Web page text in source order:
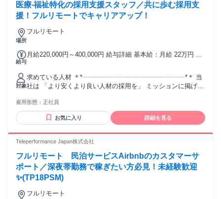
など、基礎的な事務作業から少しずつ慣れていただきます。
入社1年後 顧客対応や進捗管理など、制作チームと連携しなが
務チームのリーダーとして、後輩の育成や業務フローの改善
も可能です！
医療‧福祉特化の採用支援スタッフ／共に歩む採用支
援！フルリモートでキャリアアップ！
場所
フルリモート
給与
月給220,000円～400,000円 給与詳細 基本給：月給 22万円 〜
れる通勤・皆勤・家族手当金額：なし 全員に一律で支払われ
るその他手当金額：あり ※給与は経験を考慮して決定。 ・
PC手当あり ・モニター購入手当あり ・交通費全額支給（四
半期ミーティングの移動費全額負担） ・賞与あり（3.5ヶ月
対象
求めている人材 ＊*┈┈┈┈┈┈┈┈┈┈┈┈┈┈┈┈*＊ 当
社は 「より安くより良い人材の採用を」 ミッションに掲げて
献したい という方をお待ちしています。 *＊
┈┈┈┈┈┈┈┈┈┈┈┈┈┈┈┈＊* ⭐必須条件 ￣￣￣￣￣
￣￣￣￣￣￣￣￣￣￣￣￣￣ ◆法人対応（窓口や営業）の経
￣￣￣ ◇人事・採用業務の経験がある方 ◇BtoBの業務経験が
人物像 ￣￣￣￣￣￣￣￣￣￣￣￣￣￣￣￣￣￣ ＊チームワー
クを大切にできる方 ＊主体的に考え行動できる方 ＊マルチタ
スクを効率的にこなせる方 ＊報連相を徹底できる方 ＊オンラ
インツールを活用した コミュニケーションが出来る方 ⭐使用
ツール ￣￣￣￣￣￣￣￣￣￣￣￣￣￣￣￣￣￣ ＊チャットワ
雇用形態： 正社員
お気に入り 詳細を見る
Teleperformance Japan株式会社
フルリモート 民泊サービスAirbnbのカスタマーサ
ポート／深夜帯勤務で稼ぎたい方必見！未経験歓迎
✨(TP18PSM)
フルリモート